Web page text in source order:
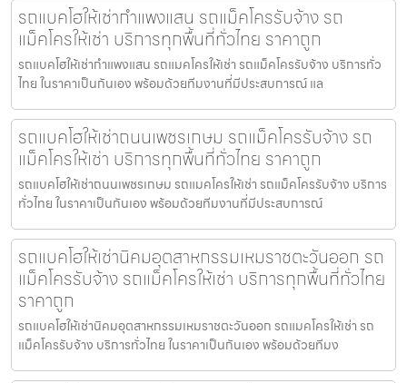
รถแบคโฮให้เช่ากำแพงแสน รถแม็คโครรับจ้าง รถ
แม็คโครให้เช่า บริการทุกพื้นที่ทั่วไทย ราคาถูก
รถแบคโฮให้เช่ากำแพงแสน รถแมคโครให้เช่า รถแม็คโครรับจ้าง บริการทั่ว
ไทย ในราคาเป็นกันเอง พร้อมด้วยทีมงานที่มีประสบการณ์ แล
รถแบคโฮให้เช่าถนนเพชรเกษม รถแม็คโครรับจ้าง รถ
แม็คโครให้เช่า บริการทุกพื้นที่ทั่วไทย ราคาถูก
รถแบคโฮให้เช่าถนนเพชรเกษม รถแมคโครให้เช่า รถแม็คโครรับจ้าง บริการ
ทั่วไทย ในราคาเป็นกันเอง พร้อมด้วยทีมงานที่มีประสบการณ์
รถแบคโฮให้เช่านิคมอุตสาหกรรมเหมราชตะวันออก รถ
แม็คโครรับจ้าง รถแม็คโครให้เช่า บริการทุกพื้นที่ทั่วไทย
ราคาถูก
รถแบคโฮให้เช่านิคมอุตสาหกรรมเหมราชตะวันออก รถแมคโครให้เช่า รถ
แม็คโครรับจ้าง บริการทั่วไทย ในราคาเป็นกันเอง พร้อมด้วยทีมง